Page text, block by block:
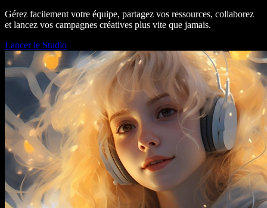
Gérez facilement votre équipe, partagez vos ressources, collaborez
et lancez vos campagnes créatives plus vite que jamais.
Lancer le Studio